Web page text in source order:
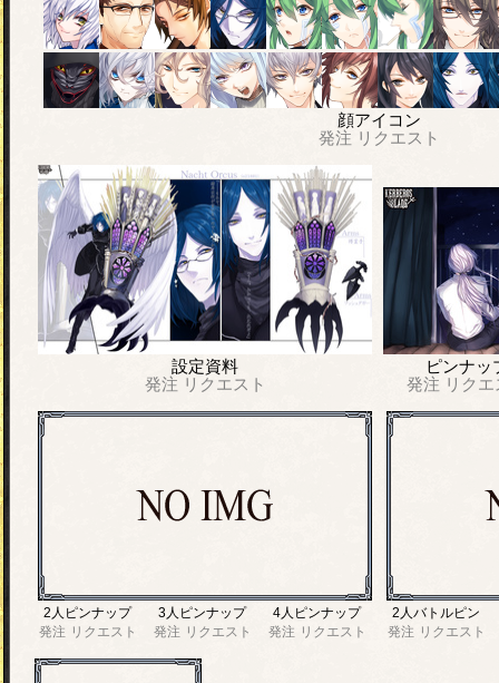
顔アイコン
発注 リクエスト
設定資料
発注 リクエスト
ピンナッ
発注 リク
2人ピンナップ
発注 リクエスト
3人ピンナップ
発注 リクエスト
4人ピンナップ
発注 リクエスト
2人バトルピン
発注 リクエスト